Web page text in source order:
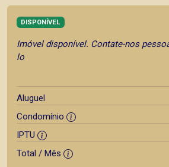
DISPONÍVEL
Imóvel disponível. Contate-nos
lo
Aluguel
Condomínio
IPTU
Total / Mês